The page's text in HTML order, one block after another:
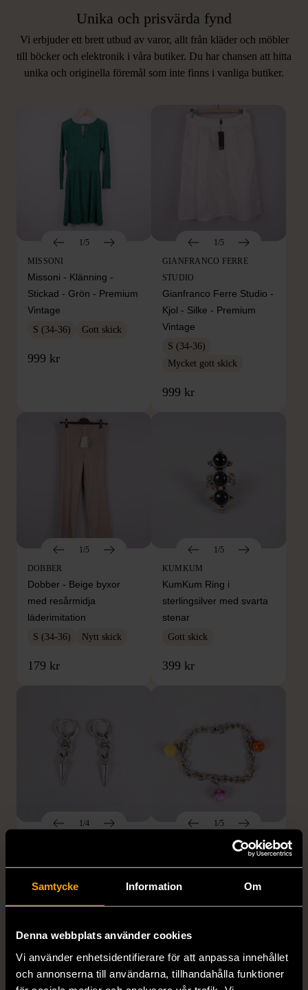
Samtycke Information Om
Denna webbplats använder cookies
Vi använder enhetsidentifierare för att anpassa innehållet
och annonserna till användarna, tillhandahålla funktioner
Unika och prisvärda fynd
Vi erbjuder ett brett utbud av varor, allt från kläder och möbler
till böcker och elektronik i våra butiker. Du har chansen att hitta
unika och originella föremål som inte finns i vanliga butiker.
LIKNANDE PRODUKTER
Hitta produkter som påminner om denna
1/5
MISSONI
Missoni - Klänning -
Stickad - Grön - Premium
Vintage
S (34-36) Gott skick
999 kr
1/5
GIANFRANCO FERRE
STUDIO
Gianfranco Ferre Studio -
Kjol - Silke - Premium
Vintage
S (34-36)
Mycket gott skick
999 kr
1/5
DOBBER
Dobber - Beige byxor
med resårmidja
läderimitation
S (34-36) Nytt skick
179 kr
1/5
KUMKUM
KumKum Ring i
sterlingsilver med svarta
stenar
Gott skick
399 kr
1/4
Mycket gott skick
1/5
Armband med färgglada
Gott skick